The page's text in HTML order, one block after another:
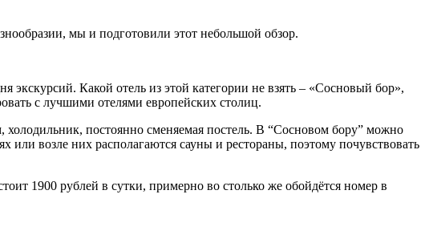
мы и подготовили этот небольшой обзор.
экскурсий. Какой отель из этой категории не взять – «Сосновый бор»,
с лучшими отелями европейских столиц.
холодильник, постоянно сменяемая постель. В “Сосновом бору” можно
или возле них располагаются сауны и рестораны, поэтому почувствовать
1900 рублей в сутки, примерно во столько же обойдётся номер в